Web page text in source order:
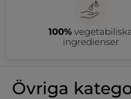
vårdande jojobaolja gör
även en ofärgad typ av
sitter på plats hela dagen,
läppkonturens små linjer.
läppglanset på plats på ett
inte att investera i en
100%
ingredienser
Övriga